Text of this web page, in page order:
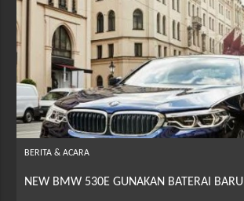
BERITA & ACARA
NEW BMW 530E GUNAKAN BATERAI BARU